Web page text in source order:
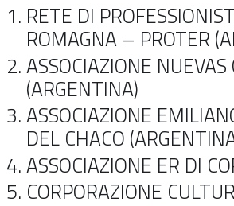
RETE DI
ROMAGNA – PROTER
ASSOCIAZIONE
(ARGENTINA)
ASSOCIAZIONE
DEL CHACO
ASSOCIAZIONE ER DI
CORPORAZIONE